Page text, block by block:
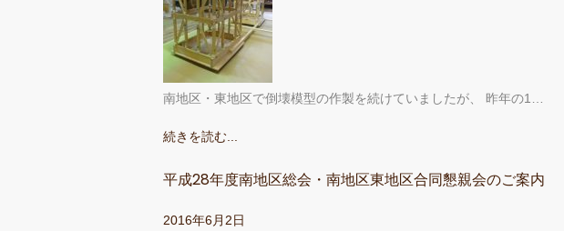
南地区・東地区で倒壊模型の作製を続けていましたが、 昨年の1…
続きを読む...
平成28年度南地区総会・南地区東地区合同懇親会のご案内
2016年6月2日